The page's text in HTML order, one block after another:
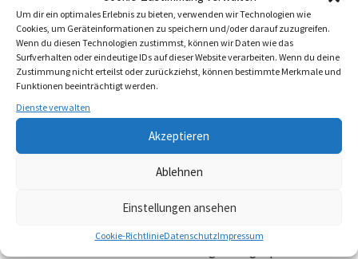
Um dir ein optimales Erlebnis zu bieten, verwenden wir Technologien wie
Cookies, um Geräteinformationen zu speichern und/oder darauf zuzugreifen.
Wenn du diesen Technologien zustimmst, können wir Daten wie das
Surfverhalten oder eindeutige IDs auf dieser Website verarbeiten. Wenn du deine
Zustimmung nicht erteilst oder zurückziehst, können bestimmte Merkmale und
Funktionen beeinträchtigt werden.
Dienste verwalten
Akzeptieren
Ablehnen
Einstellungen ansehen
Cookie-RichtlinieDatenschutzImpressum
Dritten einbetten und deine Interaktion mit diesem
eingebetteten Inhalt aufzeichnen, inklusive deiner
Interaktion mit dem eingebetteten Inhalt, falls du ein
Konto hast und auf dieser Website angemeldet bist.
Analysedienste
Mit wem wir deine Daten teilen
Wenn du einen Kommentar schreibst, wird dieser